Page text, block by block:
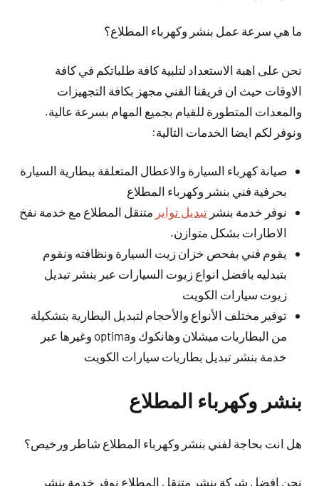
ما هي سرعة عمل بنشر وكهرباء المطلاع؟
نحن على اهبة الاستعداد لتلبية كافة طلباتكم في كافة
الاوقات حيث ان فريقنا الفني مجهز بكافة التجهيزات
والمعدات المتطورة للقيام بجميع المهام بسرعة عالية.
ونوفر لكم ايضا الخدمات التالية:
صيانة كهرباء السيارة والاعطال المتعلقة ببطارية السيارة
بحرفية فني بنشر وكهرباء المطلاع
نوفر خدمة بنشرتبديل تواير متنقل المطلاع مع خدمة نفخ
الاطارات بشكل متوازن.
يقوم فني بفحص خزان زيت السيارة ونظافته ونقوم
بتبدليه بافضل انواع زيوت السيارات عبر بنشر تبديل
زيوت سيارات الكويت
توفير مختلف الأنواع والأحجام لتبديل البطارية بتشكيلة
من البطاريات ميشلان وهانكوك وoptima وغيرها عبر
خدمة بنشر تبديل بطاريات سيارات الكويت
بنشر وكهرباء المطلاع
هل انت بحاجة لفني بنشر وكهرباء المطلاع شاطر ورخيص؟
نحن افضل شركة بنشر متنقل المطلاع نوفر خدمة بنشر